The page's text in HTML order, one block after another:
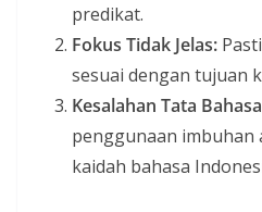
predikat.
Fokus Tidak Jelas:
sesuai dengan tujuan
Kesalahan Tata
penggunaan imbuhan
kaidah bahasa